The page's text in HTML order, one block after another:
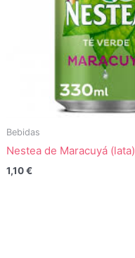
Bebidas
Nestea de Maracuyá (lata)
1,10€